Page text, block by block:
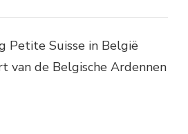
Petite Suisse in België
van de Belgische Ardennen